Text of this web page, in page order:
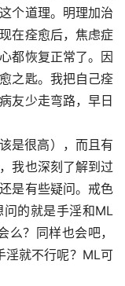
个道理。明理加治
在痊愈后，焦虑症
都恢复正常了。因
之匙。我把自己痊
友少走弯路，早日
是很高），而且有
我也深刻了解到过
是有些疑问。戒色
的就是手淫和ML
？同样也会吧，
淫就不行呢？ML可